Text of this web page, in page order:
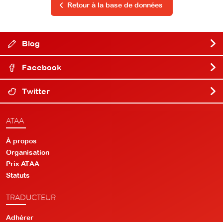
Retour à la base de données
Blog
Facebook
Twitter
ATAA
À propos
Organisation
Prix ATAA
Statuts
TRADUCTEUR
Adhérer